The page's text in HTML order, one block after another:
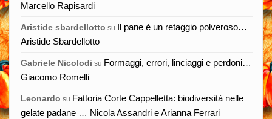
Marcello Rapisardi
Aristide sbardellotto su Il pane è un retaggio polveroso…
Aristide Sbardellotto
Gabriele Nicolodi su Formaggi, errori, linciaggi e perdoni…
Giacomo Romelli
Leonardo su Fattoria Corte Cappelletta: biodiversità nelle
gelate padane … Nicola Assandri e Arianna Ferrari